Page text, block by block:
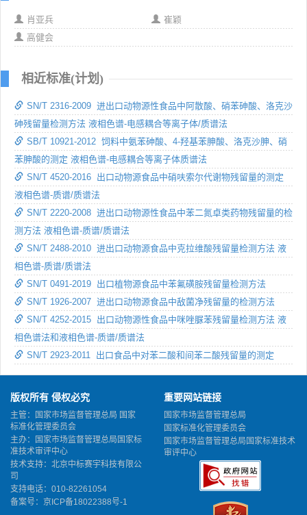
肖亚兵
崔颖
高健会
相近标准(计划)
SN/T 2316-2009 进出口动物源性食品中阿散酸、硝苯砷酸、洛克沙
砷残留量检测方法 液相色谱-电感耦合等离子体/质谱法
SB/T 10921-2012 饲料中氨苯砷酸、4-羟基苯胂酸、洛克沙胂、硝
苯胂酸的测定 液相色谱-电感耦合等离子体质谱法
SN/T 4520-2016 出口动物源食品中硝呋索尔代谢物残留量的测定
液相色谱-质谱/质谱法
SN/T 2220-2008 进出口动物源性食品中苯二氮卓类药物残留量的检
测方法 液相色谱-质谱/质谱法
SN/T 2488-2010 进出口动物源食品中克拉维酸残留量检测方法 液
相色谱-质谱/质谱法
SN/T 0491-2019 出口植物源食品中苯氟磺胺残留量检测方法
SN/T 1926-2007 进出口动物源食品中敌菌净残留量的检测方法
SN/T 4252-2015 出口动物源性食品中咪唑脲苯残留量检测方法 液
相色谱法和液相色谱-质谱/质谱法
SN/T 2923-2011 出口食品中对苯二酸和间苯二酸残留量的测定
版权所有 侵权必究
主管：国家市场监督管理总局 国家
标准化管理委员会
主办：国家市场监督管理总局国家标
准技术审评中心
技术支持：北京中标赛宇科技有限公
司
支持电话：010-82261054
备案号： 京ICP备18022388号-1
重要网站链接
国家市场监督管理总局
国家标准化管理委员会
国家市场监督管理总局国家标准技术
审评中心